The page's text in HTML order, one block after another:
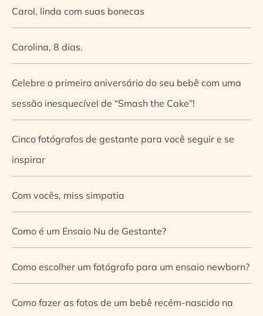
Carol, linda com suas bonecas
Carolina, 8 dias.
Celebre o primeiro aniversário do seu bebê com uma
sessão inesquecível de “Smash the Cake”!
Cinco fotógrafos de gestante para você seguir e se
inspirar
Com vocês, miss simpatia
Como é um Ensaio Nu de Gestante?
Como escolher um fotógrafo para um ensaio newborn?
Como fazer as fotos de um bebê recém-nascido na